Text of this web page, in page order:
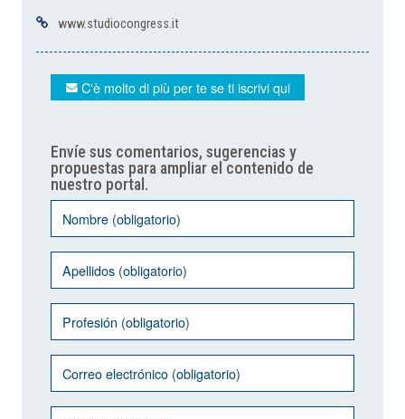
www.studiocongress.it
C'è molto di più per te se ti iscrivi qui
Envíe sus comentarios, sugerencias y
propuestas para ampliar el contenido de
nuestro portal.